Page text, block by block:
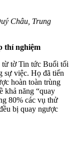
Châu, Trung
thí nghiệm
từ tờ Tin tức Buổi tối
sự việc. Họ đã tiến
hoàn toàn trùng
khả năng “quay
80% các vụ thử
bị quay ngược